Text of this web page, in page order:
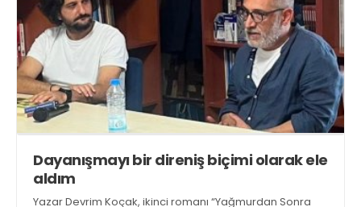
Dayanışmayı bir direniş biçimi olarak ele
aldım
Yazar Devrim Koçak, ikinci romanı “Yağmurdan Sonra